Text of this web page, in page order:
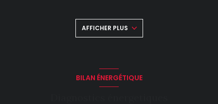
bains et un WC séparé. Le chauffage est individuel
électrique. Performance énergétique : DPE : D Disponible de
suite. Montant estimé des dépenses annuelles d'énergie
les risques auxquels ce bien est exposé sont disponibles sur
le site Géorisques : https://www.georisques.gouv.fr
AFFICHER PLUS
BILAN ÉNERGÉTIQUE